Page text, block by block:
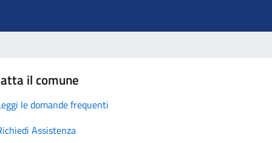
il comune
le domande frequenti
Assistenza